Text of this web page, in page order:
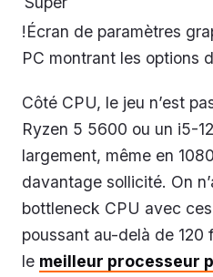
!Écran de paramètres
PC montrant les options
Côté CPU, le jeu n’est
Ryzen 5 5600 ou un i5-
largement, même en
davantage sollicité. On
bottleneck CPU avec
poussant au-delà de
le meilleur processeur